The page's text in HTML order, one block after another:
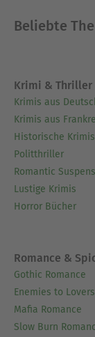
Sprachen
Preis (Italien),
(Queen's
und den
Literature. Mit
ein
vielfach
Ebene, sie
Book of The
Beliebte
Krimi & Thriller
Krimis aus
Krimis aus
Historische Krimis
Politthriller
Romantic
Lustige Krimis
Horror Bücher
Romance &
Gothic Romance
Enemies to Lovers
Mafia Romance
Slow Burn